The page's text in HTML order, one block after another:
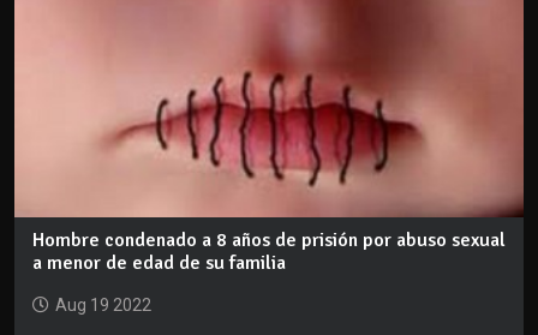
Hombre condenado a 8 años de prisión por abuso sexual
a menor de edad de su familia
Aug 19 2022